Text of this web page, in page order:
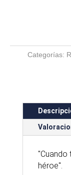
Categorías:
"Cuando
héroe".